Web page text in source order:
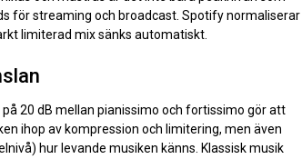
för streaming och broadcast. Spotify normaliserar
limiterad mix sänks automatiskt.
20 dB mellan pianissimo och fortissimo gör att
ihop av kompression och limitering, men även
hur levande musiken känns. Klassisk musik